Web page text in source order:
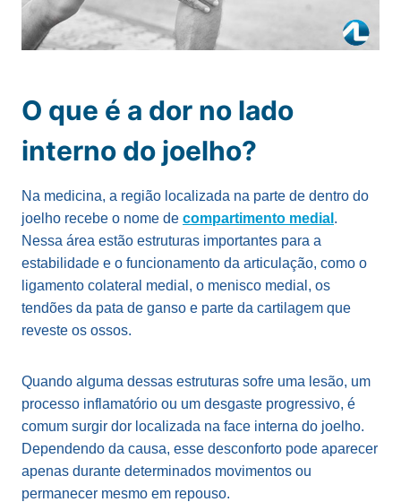
O que é a dor no lado
interno do joelho?
Na medicina, a região localizada na parte de dentro do
joelho recebe o nome de compartimento medial .
Nessa área estão estruturas importantes para a
estabilidade e o funcionamento da articulação, como o
ligamento colateral medial, o menisco medial, os
tendões da pata de ganso e parte da cartilagem que
reveste os ossos.
Quando alguma dessas estruturas sofre uma lesão, um
processo inflamatório ou um desgaste progressivo, é
comum surgir dor localizada na face interna do joelho.
Dependendo da causa, esse desconforto pode aparecer
apenas durante determinados movimentos ou
permanecer mesmo em repouso.